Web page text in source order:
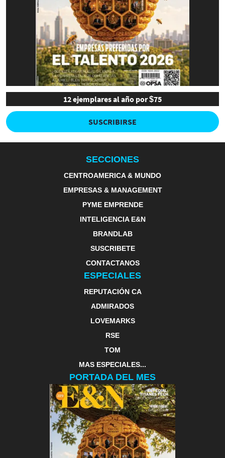
12 ejemplares al año por $75
SUSCRIBIRSE
SECCIONES
CENTROAMERICA & MUNDO
EMPRESAS & MANAGEMENT
PYME EMPRENDE
INTELIGENCIA E&N
BRANDLAB
SUSCRIBETE
CONTACTANOS
ESPECIALES
REPUTACIÓN CA
ADMIRADOS
LOVEMARKS
RSE
TOM
MAS ESPECIALES...
PORTADA DEL MES